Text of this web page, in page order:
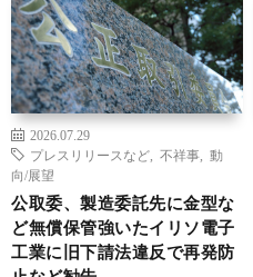
2026.07.29
プレスリリースなど
不祥事
動
向/展望
公取委、製造委託先に金型な
ど無償保管強いたイリソ電子
工業に旧下請法違反で再発防